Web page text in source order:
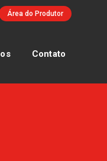
Área do Produtor
Contato